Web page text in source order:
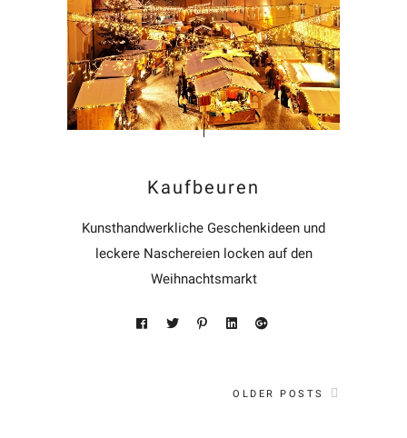
Kaufbeuren
Kunsthandwerkliche Geschenkideen und
leckere Naschereien locken auf den
Weihnachtsmarkt
OLDER POSTS